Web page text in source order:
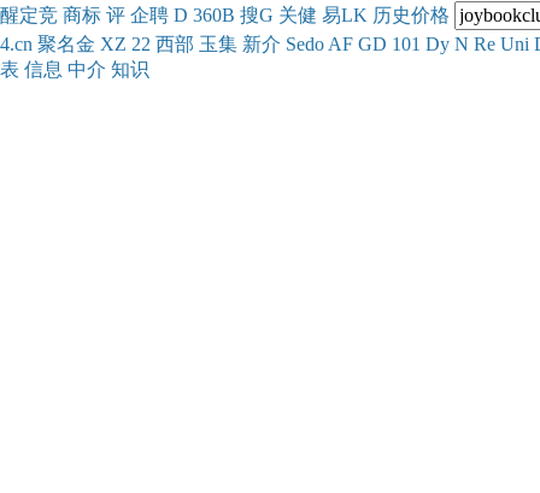
醒定竞 商标 评 企聘 D 360B 搜G 关健 易LK 历史价格
4.cn 聚名金 XZ 22 西部 玉集 新介 Sedo AF GD 101 Dy N Re Uni
表 信息 中介 知识